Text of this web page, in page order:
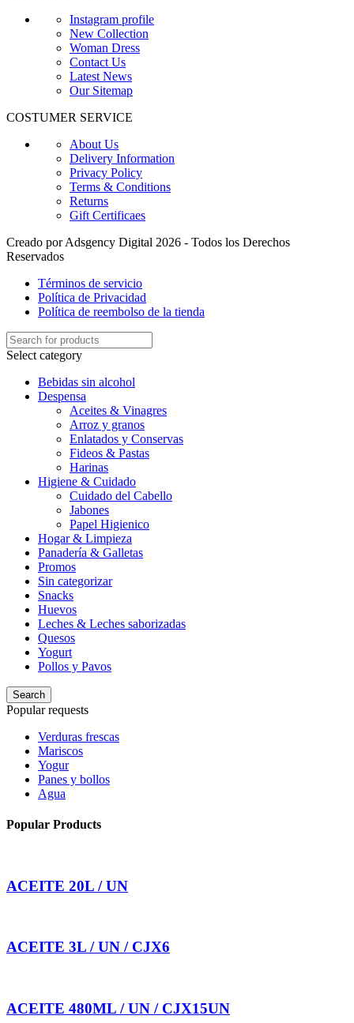
Instagram profile
New Collection
Woman Dress
Contact Us
Latest News
Our Sitemap
COSTUMER SERVICE
About Us
Delivery Information
Privacy Policy
Terms & Conditions
Returns
Gift Certificaes
Creado por Adsgency Digital 2026 - Todos los Derechos
Reservados
Términos de servicio
Política de Privacidad
Política de reembolso de la tienda
Select category
Bebidas sin alcohol
Despensa
Aceites & Vinagres
Arroz y granos
Enlatados y Conservas
Fideos & Pastas
Harinas
Higiene & Cuidado
Cuidado del Cabello
Jabones
Papel Higienico
Hogar & Limpieza
Panadería & Galletas
Promos
Sin categorizar
Snacks
Huevos
Leches & Leches saborizadas
Quesos
Yogurt
Pollos y Pavos
Search
Popular requests
Verduras frescas
Mariscos
Yogur
Panes y bollos
Agua
Popular Products
ACEITE 20L / UN
ACEITE 3L / UN / CJX6
ACEITE 480ML / UN / CJX15UN